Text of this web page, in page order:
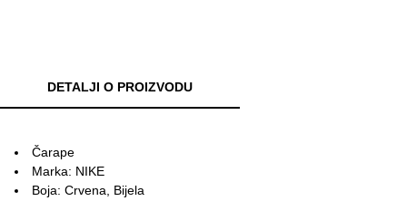
DETALJI O PROIZVODU
Čarape
Marka: NIKE
Boja: Crvena, Bijela